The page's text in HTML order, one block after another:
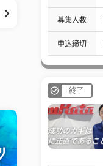
募集人数
申込締切
終了